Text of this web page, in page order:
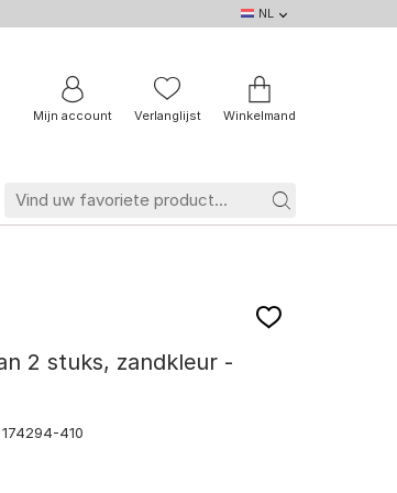
NL
DE
NL
BE
FR
Mijn account Verlanglijst Winkelmand
2 stuks, zandkleur -
174294-410